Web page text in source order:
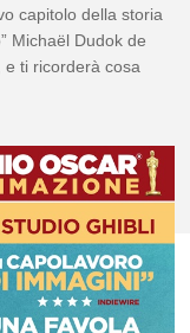
capitolo della storia
Michaël Dudok de
ti ricorderà cosa